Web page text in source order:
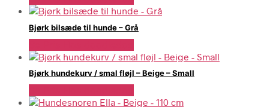
Bjørk bilsæde til hunde – Grå
Bjørk hundekurv / smal fløjl – Beige – Small